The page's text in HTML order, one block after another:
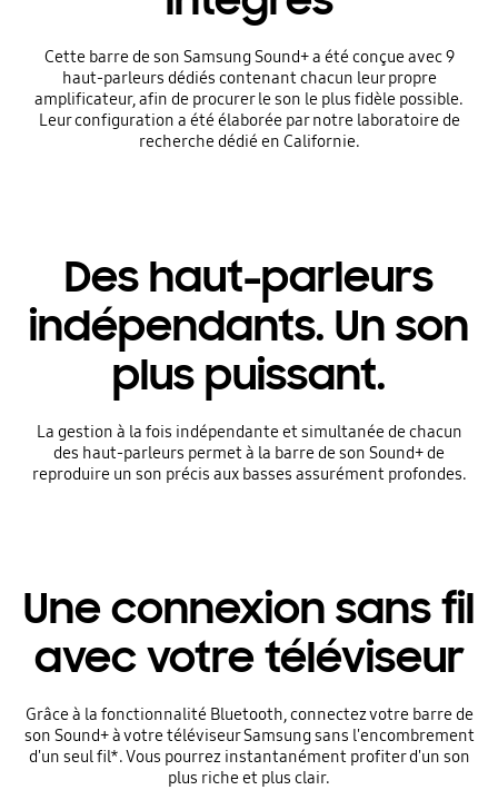
Cette barre de son Samsung Sound+ a été conçue avec 9
haut-parleurs dédiés contenant chacun leur propre
amplificateur, afin de procurer le son le plus fidèle possible.
Leur configuration a été élaborée par notre laboratoire de
recherche dédié en Californie.
Des haut-parleurs
indépendants. Un son
plus puissant.
La gestion à la fois indépendante et simultanée de chacun
des haut-parleurs permet à la barre de son Sound+ de
reproduire un son précis aux basses assurément profondes.
Une connexion sans fil
avec votre téléviseur
Grâce à la fonctionnalité Bluetooth, connectez votre barre de
son Sound+ à votre téléviseur Samsung sans l'encombrement
d'un seul fil*. Vous pourrez instantanément profiter d'un son
plus riche et plus clair.